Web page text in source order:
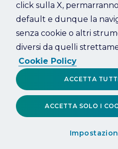
click sulla X,
default e dunque la
senza cookie o altri
diversi da quelli
Cookie Policy
ACCETTA SOLO I
ACCETTA